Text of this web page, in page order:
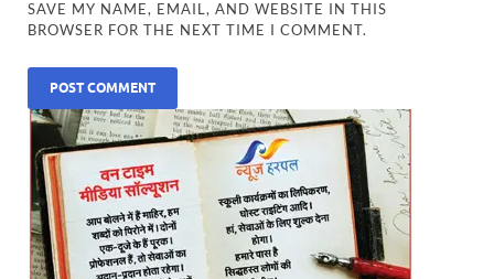
SAVE MY NAME, EMAIL, AND WEBSITE IN THIS
BROWSER FOR THE NEXT TIME I COMMENT.